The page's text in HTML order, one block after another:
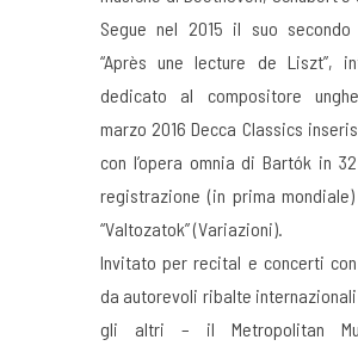
Segue nel 2015 il suo secondo
“Après une lecture de Liszt”,
dedicato al compositore
marzo 2016 Decca Classics
con l’opera omnia di Bartók in
registrazione (in prima
“Valtozatok” (Variazioni).
Invitato per recital e concerti
da autorevoli ribalte
gli altri – il Metropolitan